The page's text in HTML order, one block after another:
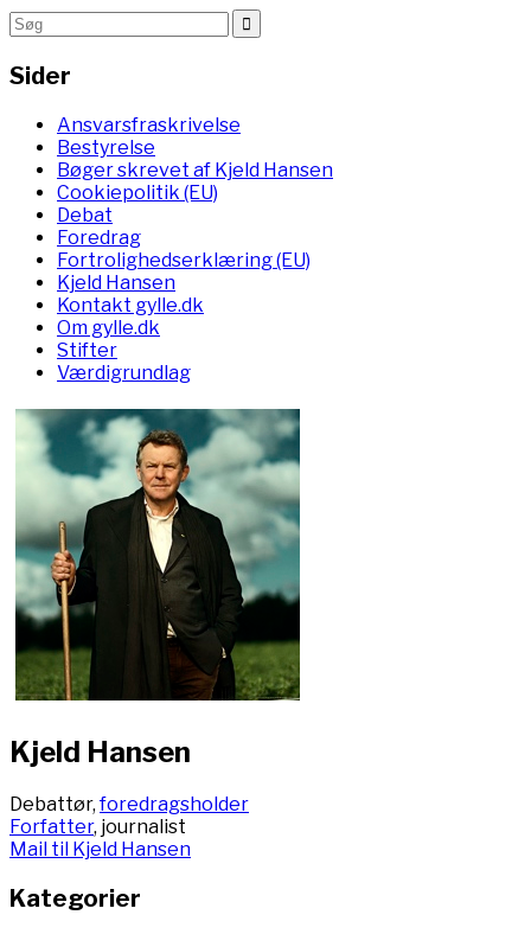
Sider
Ansvarsfraskrivelse
Bestyrelse
Bøger skrevet af Kjeld Hansen
Cookiepolitik (EU)
Debat
Foredrag
Fortrolighedserklæring (EU)
Kjeld Hansen
Kontakt gylle.dk
Om gylle.dk
Stifter
Værdigrundlag
Kjeld Hansen
Debattør,foredragsholder
Forfatter, journalist
Mail til Kjeld Hansen
Kategorier